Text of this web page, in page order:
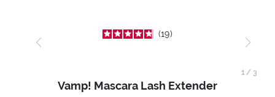
19
Vamp! Mascara Lash Extender
1/ 3